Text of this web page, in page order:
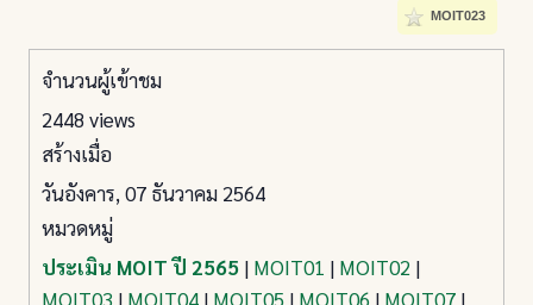
MOIT023
จำนวนผู้เข้าชม
2448 views
สร้างเมื่อ
วันอังคาร, 07 ธันวาคม 2564
หมวดหมู่
ประเมิน MOIT ปี 2565 | MOIT01 | MOIT02 |
MOIT03 | MOIT04 | MOIT05 | MOIT06 | MOIT07 |